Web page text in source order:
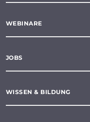
WEBINARE
JOBS
WISSEN & BILDUNG